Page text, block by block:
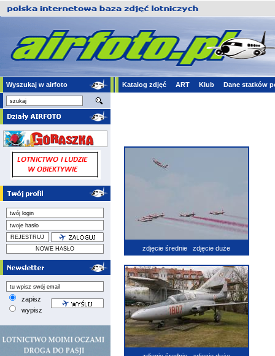
Wyszukaj w airfoto Katalog zdjęć ART Klub Dane statków
zapisz
wypisz
zdjęcie średnie zdjęcie duże